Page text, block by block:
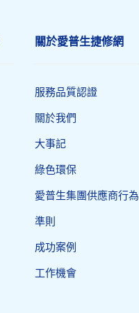
關於愛普生捷修網
服務品質認證
關於我們
大事記
綠色環保
愛普生集團供應商行為
準則
成功案例
工作機會